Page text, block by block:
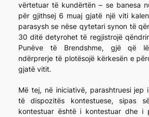
vërtetuar të kundërtën – se banesa
për gjithsej 6 muaj gjatë një viti
parasysh se nëse qytetari synon të
30 ditë detyrohet të regjistrojë
Punëve të Brendshme, gjë që
ndërprerje të plotësojë kërkesën e
gjatë vitit.
Më tej, në iniciativë, parashtruesi jep
të dispozitës kontestuese, sipas
kontestuar është i kontestuar dhe i